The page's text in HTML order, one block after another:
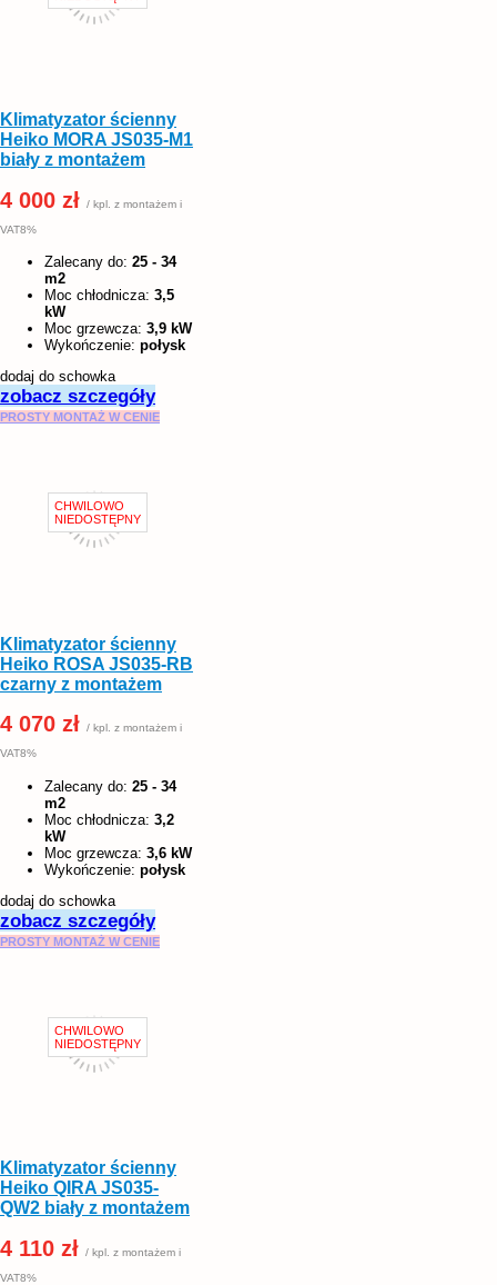
Klimatyzator ścienny
Heiko MORA JS035-M1
biały z montażem
4 000 zł / kpl. z montażem i
VAT8%
Zalecany do: 25 - 34
m2
Moc chłodnicza: 3,5
kW
Moc grzewcza: 3,9 kW
Wykończenie: połysk
dodaj do schowka
zobacz szczegóły
PROSTY MONTAŻ W CENIE
Klimatyzator ścienny
Heiko ROSA JS035-RB
czarny z montażem
4 070 zł / kpl. z montażem i
VAT8%
Zalecany do: 25 - 34
m2
Moc chłodnicza: 3,2
kW
Moc grzewcza: 3,6 kW
Wykończenie: połysk
dodaj do schowka
zobacz szczegóły
PROSTY MONTAŻ W CENIE
Klimatyzator ścienny
Heiko QIRA JS035-
QW2 biały z montażem
4 110 zł / kpl. z montażem i
VAT8%